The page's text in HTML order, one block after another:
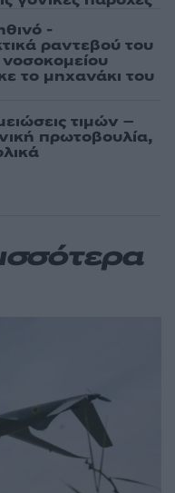
-
ραντεβού του
το μηχανάκι του
τιμών –
πρωτοβουλία,